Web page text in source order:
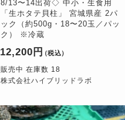
8/13〜14出荷◇ 中小・生食用
「生ホタテ貝柱」 宮城県産 2パ
ック（約500g・18〜20玉／パッ
ク） ※冷蔵
12,200円 （税込）
販売中 在庫数 18
株式会社ハイブリッドラボ